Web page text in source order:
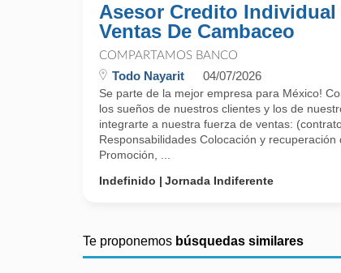
Asesor Credito Individual
Ventas De Cambaceo
COMPARTAMOS BANCO
Todo Nayarit 04/07/2026
Se parte de la mejor empresa para México!
los sueños de nuestros clientes y los de
integrarte a nuestra fuerza de ventas:
Responsabilidades Colocación y recuperación
Promoción, ...
Indefinido
Jornada Indiferente
Te proponemos búsquedas similares